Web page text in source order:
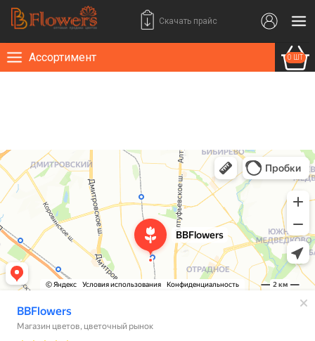
Скачать прайс
Ассортимент 0 ШТ